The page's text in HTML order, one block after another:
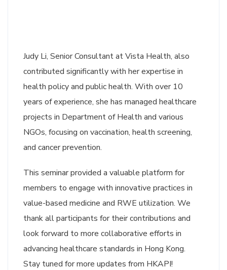
Judy Li, Senior Consultant at Vista Health, also
contributed significantly with her expertise in
health policy and public health. With over 10
years of experience, she has managed healthcare
projects in Department of Health and various
NGOs, focusing on vaccination, health screening,
and cancer prevention.
This seminar provided a valuable platform for
members to engage with innovative practices in
value-based medicine and RWE utilization. We
thank all participants for their contributions and
look forward to more collaborative efforts in
advancing healthcare standards in Hong Kong.
Stay tuned for more updates from HKAPI!